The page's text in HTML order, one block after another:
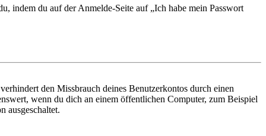
indem du auf der Anmelde-Seite auf „Ich habe mein Passwort
den Missbrauch deines Benutzerkontos durch einen
wenn du dich an einem öffentlichen Computer, zum Beispiel
ausgeschaltet.